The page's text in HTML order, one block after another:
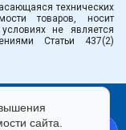
технических
товаров, носит
не является
Статьи 437(2)
сайта.